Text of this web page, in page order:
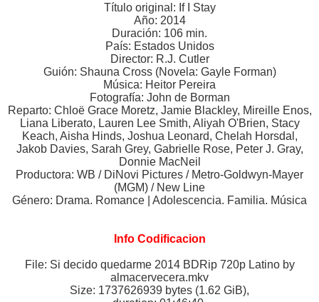
Título original: If I Stay
Año: 2014
Duración: 106 min.
País: Estados Unidos
Director: R.J. Cutler
Guión: Shauna Cross (Novela: Gayle Forman)
Música: Heitor Pereira
Fotografía: John de Borman
Reparto: Chloë Grace Moretz, Jamie Blackley, Mireille Enos,
Liana Liberato, Lauren Lee Smith, Aliyah O'Brien, Stacy
Keach, Aisha Hinds, Joshua Leonard, Chelah Horsdal,
Jakob Davies, Sarah Grey, Gabrielle Rose, Peter J. Gray,
Donnie MacNeil
Productora: WB / DiNovi Pictures / Metro-Goldwyn-Mayer
(MGM) / New Line
Género: Drama. Romance | Adolescencia. Familia. Música
Info Codificacion
File: Si decido quedarme 2014 BDRip 720p Latino by
almacervecera.mkv
Size: 1737626939 bytes (1.62 GiB),